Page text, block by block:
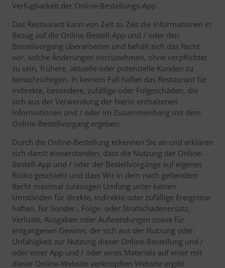
Verfügbarkeit der Online-Bestellungs-App.
Das Restaurant kann von Zeit zu Zeit die Informationen in
Bezug auf die Online-Bestell-App und / oder den
Bestellvorgang überarbeiten und behält sich das Recht
vor, solche Änderungen vorzunehmen, ohne verpflichtet
zu sein, frühere, aktuelle oder potenzielle Kunden zu
benachrichtigen. In keinem Fall haftet das Restaurant für
indirekte, besondere, zufällige oder Folgeschäden, die
sich aus der Verwendung der hierin enthaltenen
Informationen und / oder im Zusammenhang mit dem
Online-Bestellvorgang ergeben.
Durch die Online-Bestellung erkennen Sie an und erklären
sich damit einverstanden, dass die Nutzung der Online-
Bestell-App und / oder der Bestellvorgänge auf eigenes
Risiko geschieht und dass Wir in dem nach geltendem
Recht maximal zulässigen Umfang unter keinen
Umständen für direkte, indirekte oder zufällige Ereignisse
haften, für Sonder-, Folge- oder Strafschadenersatz,
Verluste, Ausgaben oder Aufwendungen sowie für
entgangenen Gewinn, der sich aus der Nutzung oder
Unfähigkeit zur Nutzung dieser Online-Bestellung und /
oder einer App und / oder eines Materials auf einer mit
dieser Online-Website verknüpften Website ergibt